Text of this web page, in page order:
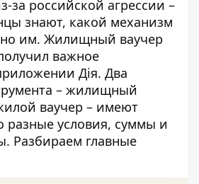
за российской агрессии –
знают, какой механизм
им. Жилищный ваучер
важное
Дія. Два
– жилищный
ваучер – имеют
условия, суммы и
Разбираем главные